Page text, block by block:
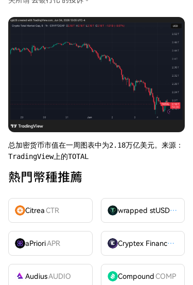
总加密货币市值在一周图表中为2.18万亿美元。来源：
TradingView上的TOTAL
熱門幣種推薦
CitreaCTR wrapped stUSDT
aPrioriAPR Cryptex FinanceCTX
AudiusAUDIO CompoundCOMP